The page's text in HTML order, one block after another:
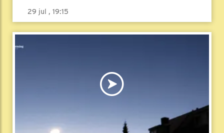
29 jul , 19:15